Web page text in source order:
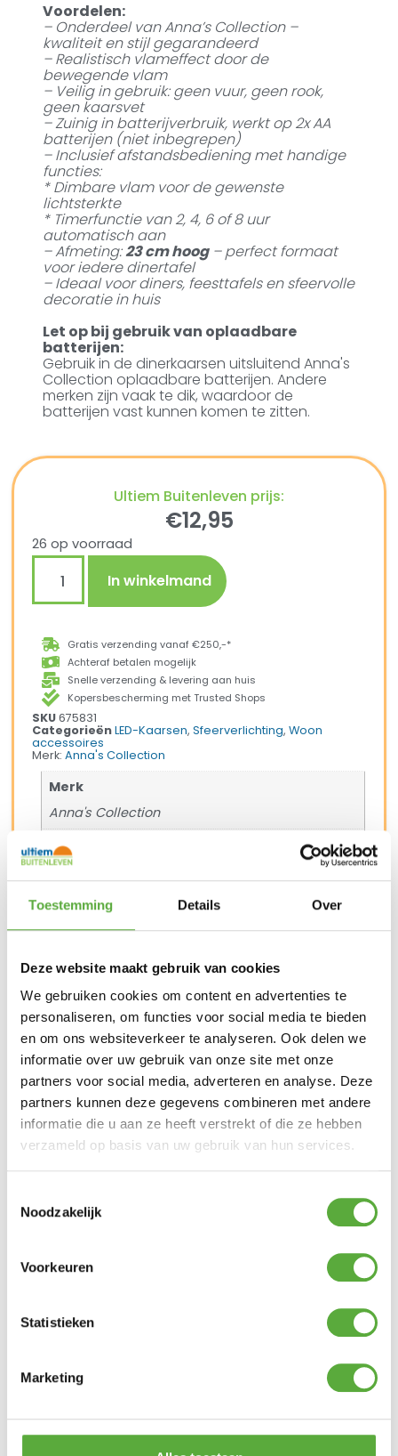
Toestemming Details Over
Deze website maakt gebruik van cookies
We gebruiken cookies om content en advertenties te
personaliseren, om functies voor social media te bieden
en om ons websiteverkeer te analyseren. Ook delen we
informatie over uw gebruik van onze site met onze
partners voor social media, adverteren en analyse. Deze
partners kunnen deze gegevens combineren met andere
informatie die u aan ze heeft verstrekt of die ze hebben
verzameld op basis van uw gebruik van hun services.
Noodzakelijk
Voorkeuren
Statistieken
Marketing
Voordelen:
– Onderdeel van Anna’s Collection –
kwaliteit en stijl gegarandeerd
– Realistisch vlameffect door de
bewegende vlam
– Veilig in gebruik: geen vuur, geen rook,
geen kaarsvet
– Zuinig in batterijverbruik, werkt op 2x AA
batterijen (niet inbegrepen)
– Inclusief afstandsbediening met handige
functies:
* Dimbare vlam voor de gewenste
lichtsterkte
* Timerfunctie van 2, 4, 6 of 8 uur
automatisch aan
– Afmeting:23 cm hoog– perfect formaat
voor iedere dinertafel
– Ideaal voor diners, feesttafels en sfeervolle
decoratie in huis
Let op bij gebruik van oplaadbare
batterijen:
Gebruik in de dinerkaarsen uitsluitend Anna's
Collection oplaadbare batterijen. Andere
merken zijn vaak te dik, waardoor de
batterijen vast kunnen komen te zitten.
Ultiem Buitenleven prijs:
€12,95
26 op voorraad
In winkelmand
Gratis verzending vanaf €250,-*
Achteraf betalen mogelijk
Snelle verzending & levering aan huis
Kopersbescherming met Trusted Shops
SKU675831
Categorieën LED-Kaarsen,Sfeerverlichting,Woon
accessoires
Merk:Anna's Collection
Merk
Anna's Collection
Kleur
Taupe
Lengte
23 cm
EAN
8713619408342
Productkleur
Taupe
BIJPASSENDE ACCESSOIRES EN ALTERNATIEVE
Anna’s Collection
2x LED dinerkaars Taupe
afstandsbediening